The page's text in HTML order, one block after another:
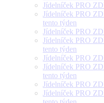
Jídelníček PRO
Jídelníček PRO
tento týden
Jídelníček PRO
Jídelníček PRO
tento týden
Jídelníček PRO
Jídelníček PRO
tento týden
Jídelníček PRO
Jídelníček PRO